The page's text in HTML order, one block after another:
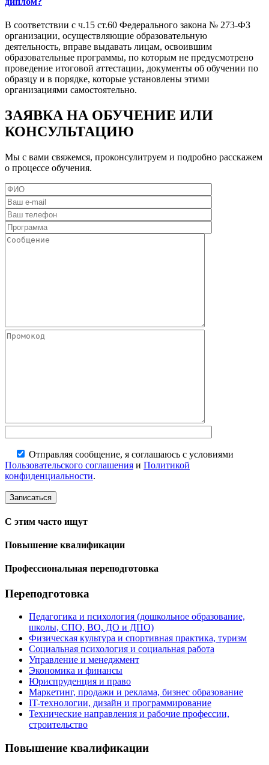
В соответствии с ч.15 ст.60 Федерального закона № 273-ФЗ
организации, осуществляющие образовательную
деятельность, вправе выдавать лицам, освоившим
образовательные программы, по которым не предусмотрено
проведение итоговой аттестации, документы об обучении по
образцу и в порядке, которые установлены этими
организациями самостоятельно.
ЗАЯВКА НА ОБУЧЕНИЕ ИЛИ
КОНСУЛЬТАЦИЮ
Мы с вами свяжемся, проконсулитруем и подробно расскажем
о процессе обучения.
Отправляя сообщение, я соглашаюсь с условиями
Пользовательского соглашения и Политикой
конфиденциальности.
С этим часто ищут
Повышение квалификации
Профессиональная переподготовка
Переподготовка
Педагогика и психология (дошкольное образование,
школы, СПО, ВО, ДО и ДПО)
Физическая культура и спортивная практика, туризм
Социальная психология и социальная работа
Управление и менеджмент
Экономика и финансы
Юриспруденция и право
Маркетинг, продажи и реклама, бизнес образование
IT-технологии, дизайн и программирование
Технические направления и рабочие профессии,
строительство
Повышение квалификации